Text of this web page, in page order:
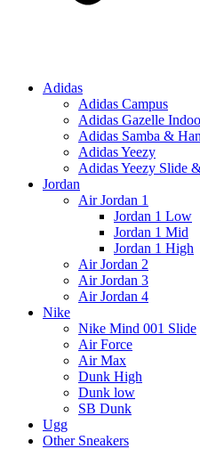
Adidas
Adidas Campus
Adidas Gazelle
Adidas Samba &
Adidas Yeezy
Adidas Yeezy Slide
Jordan
Air Jordan 1
Jordan 1 Low
Jordan 1 Mid
Jordan 1 High
Air Jordan 2
Air Jordan 3
Air Jordan 4
Nike
Nike Mind 001 Slide
Air Force
Air Max
Dunk High
Dunk low
SB Dunk
Ugg
Other Sneakers